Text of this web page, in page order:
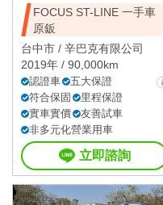
FOCUS ST-LINE 一手車
原鈑
台中市 / 辛巴克有限公司
2019年 / 90,000km
認證車
五大保證
符合保固
里程保證
實車實價
友善試車
非多元化營業用車
立即諮詢